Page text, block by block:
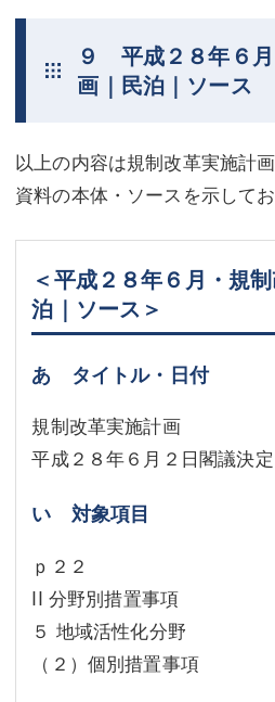
９ 平成２８年６
画｜民泊｜ソース
以上の内容は規制改革実施計画
資料の本体・ソースを示してお
＜平成２８年６月・規
泊｜ソース＞
あ タイトル・日付
規制改革実施計画
平成２８年６月２日閣議決定
い 対象項目
ｐ２２
II 分野別措置事項
５ 地域活性化分野
（２）個別措置事項